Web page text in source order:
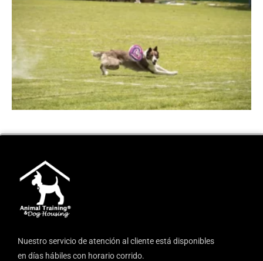
Nuestro servicio de atención al cliente está disponibles
en días hábiles con horario corrido.